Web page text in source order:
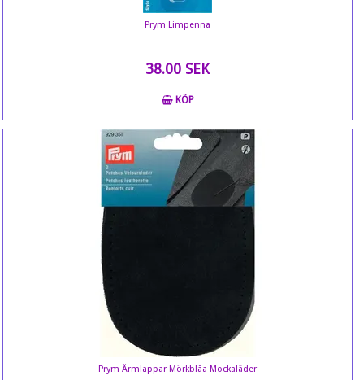
Prym Limpenna
38.00 SEK
KÖP
Prym Ärmlappar Mörkblåa Mockaläder